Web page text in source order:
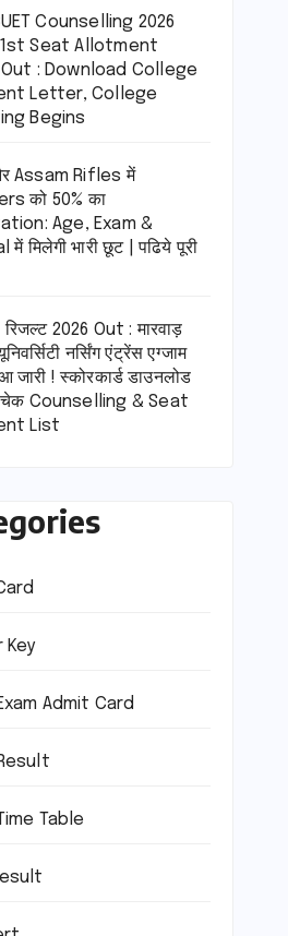
Counselling 2026
1st Seat Allotment
: Download College
Letter, College
Begins
Assam Rifles में
को 50% का
Age, Exam &
में मिलेगी भारी छूट | पढिये पूरी
रिजल्ट 2026 Out : मारवाड़
नर्सिंग एंट्रेंस एग्जाम
जारी ! स्कोरकार्ड डाउनलोड
Counselling & Seat
List
Key
Admit Card
Table